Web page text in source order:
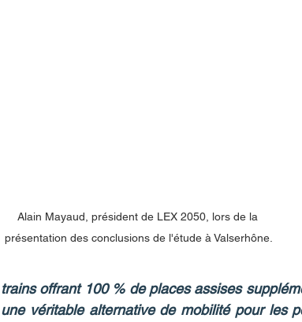
Alain Mayaud, président de LEX 2050, lors de la
présentation des conclusions de l'étude à Valserhône.
trains offrant 100 % de places assises
une véritable alternative de mobilité pour les